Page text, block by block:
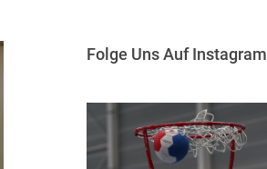
Folge Uns Auf Instagram